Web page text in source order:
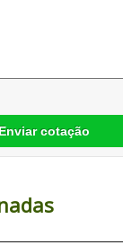
cotação